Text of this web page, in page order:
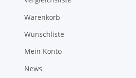
Warenkorb
Wunschliste
Mein Konto
News